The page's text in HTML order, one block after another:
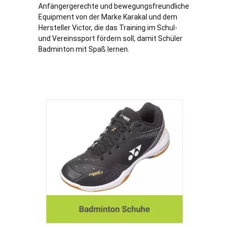
Anfängergerechte und bewegungsfreundliche
Equipment von der Marke Karakal und dem
Hersteller Victor, die das Training im Schul-
und Vereinssport fördern soll, damit Schüler
Badminton mit Spaß lernen.